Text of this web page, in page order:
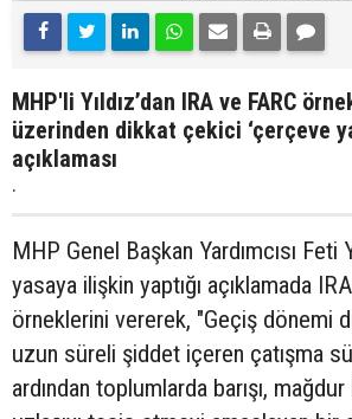
MHP'li Yıldız’dan IRA ve FARC
üzerinden dikkat çekici ‘çerçeve
açıklaması
.
MHP Genel Başkan Yardımcısı Feti
yasaya ilişkin yaptığı açıklamada
örneklerini vererek, "Geçiş dönemi
uzun süreli şiddet içeren çatışma
ardından toplumlarda barışı, mağdur